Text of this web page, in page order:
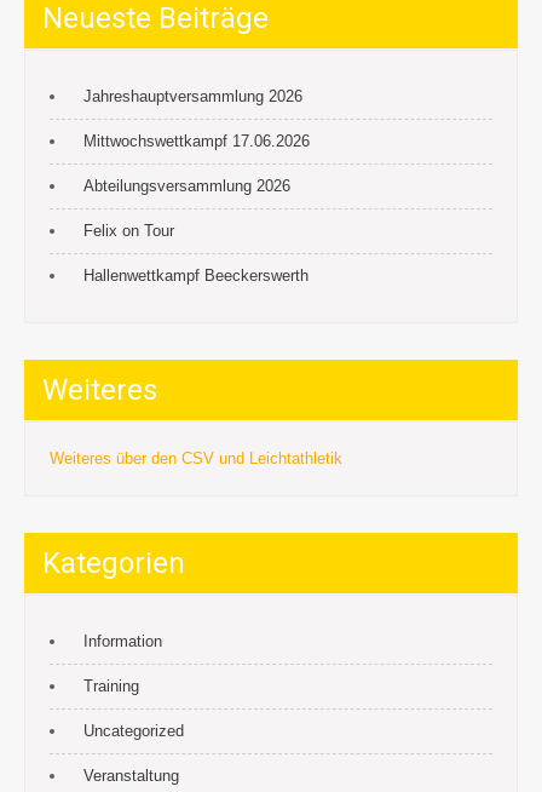
Neueste Beiträge
Jahreshauptversammlung 2026
Mittwochswettkampf 17.06.2026
Abteilungsversammlung 2026
Felix on Tour
Hallenwettkampf Beeckerswerth
Weiteres
Weiteres über den CSV und Leichtathletik
Kategorien
Information
Training
Uncategorized
Veranstaltung